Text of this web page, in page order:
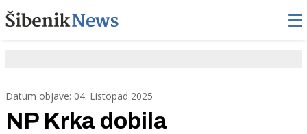
Datum objave: 04. Listopad 2025
NP Krka dobila